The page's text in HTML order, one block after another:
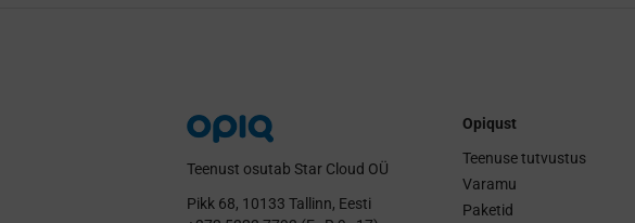
Teenust osutab Star Cloud OÜ
Pikk 68, 10133 Tallinn, Eesti
Opiqust
Teenuse tutvustus
Varamu
Paketid